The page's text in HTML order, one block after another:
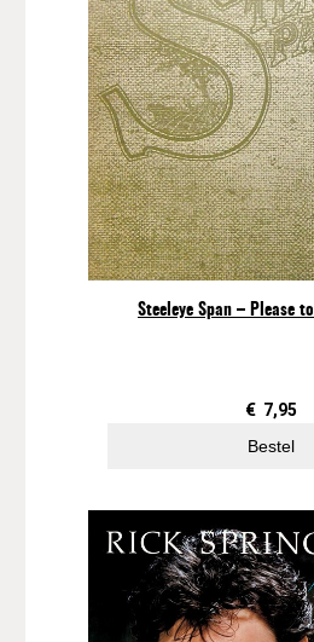
m
)
a
a
n
t
a
l
Steeleye Span – Please
€ 7,95
Bestel